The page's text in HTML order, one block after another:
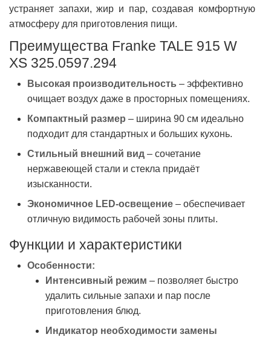
устраняет запахи, жир и пар, создавая комфортную
атмосферу для приготовления пищи.
Преимущества Franke TALE 915 W
XS 325.0597.294
Высокая производительность – эффективно
очищает воздух даже в просторных помещениях.
Компактный размер – ширина 90 см идеально
подходит для стандартных и больших кухонь.
Стильный внешний вид – сочетание
нержавеющей стали и стекла придаёт
изысканности.
Экономичное LED-освещение – обеспечивает
отличную видимость рабочей зоны плиты.
Функции и характеристики
Особенности:
Интенсивный режим – позволяет быстро
удалить сильные запахи и пар после
приготовления блюд.
Индикатор необходимости замены